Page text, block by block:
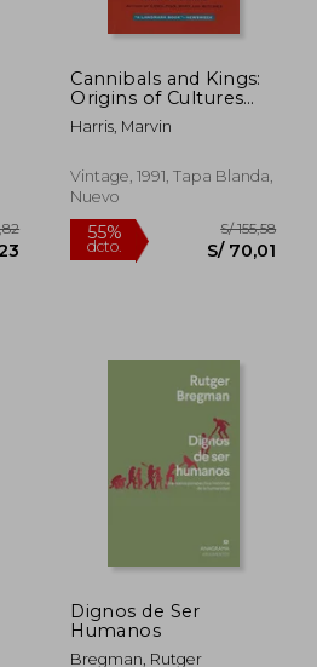
55%
dcto.
Cannibals and Kings:
Origins of Cultures
(en Inglés)
Harris, Marvin
Vintage, 1991, Tapa Blanda,
Nuevo
Dignos de Ser
Humanos
Bregman, Rutger